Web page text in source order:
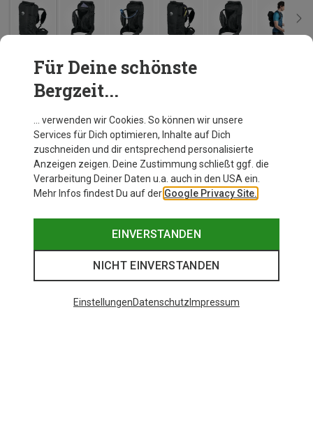
Ähnliche Produkte
Andere Kunden kauften auch
Für Deine schönste
Bergzeit...
… verwenden wir Cookies. So können wir unsere
Services für Dich optimieren, Inhalte auf Dich
zuschneiden und dir entsprechend personalisierte
Anzeigen zeigen. Deine Zustimmung schließt ggf. die
Verarbeitung Deiner Daten u.a. auch in den USA ein.
Mehr Infos findest Du auf der Google Privacy Site.
EINVERSTANDEN
NICHT EINVERSTANDEN
EinstellungenDatenschutz Impressum